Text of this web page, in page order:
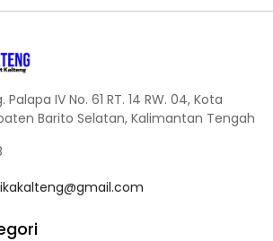
Palapa IV No. 61 RT. 14 RW. 04, Kota
Barito Selatan, Kalimantan Tengah